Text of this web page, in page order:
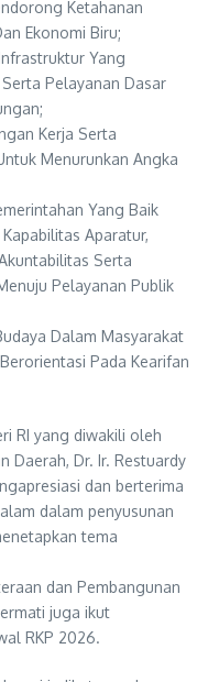
Ketahanan
Ekonomi Biru;
Yang
Pelayanan Dasar
Kerja Serta
Menurunkan Angka
Yang Baik
Aparatur,
Serta
Pelayanan Publik
Dalam Masyarakat
Pada Kearifan
RI yang diwakili oleh
Daerah, Dr. Ir. Restuardy
dan berterima
dalam penyusunan
tema
dan Pembangunan
juga ikut
RKP 2026.